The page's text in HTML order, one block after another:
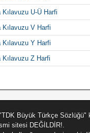
U-Ü Harfi
V Harfi
Y Harfi
Z Harfi
Büyük Türkçe Sözlüğü"
sitesi DEĞİLDİR!.